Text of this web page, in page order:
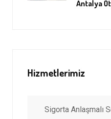
Antalya
Hizmetlerimiz
Sigorta Anlaşmalı